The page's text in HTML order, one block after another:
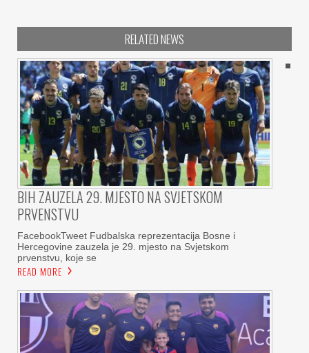
RELATED NEWS
BIH ZAUZELA 29. MJESTO NA SVJETSKOM
PRVENSTVU
FacebookTweet Fudbalska reprezentacija Bosne i
Hercegovine zauzela je 29. mjesto na Svjetskom
prvenstvu, koje se
READ MORE